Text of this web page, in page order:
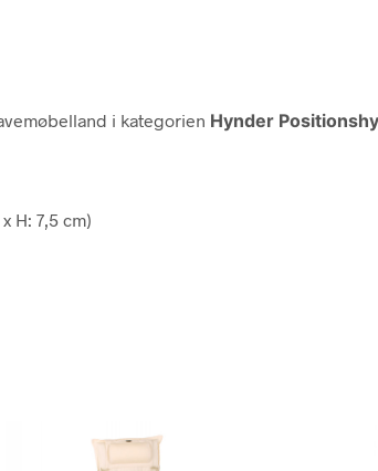
i kategorien Hynder
H: 7,5 cm)